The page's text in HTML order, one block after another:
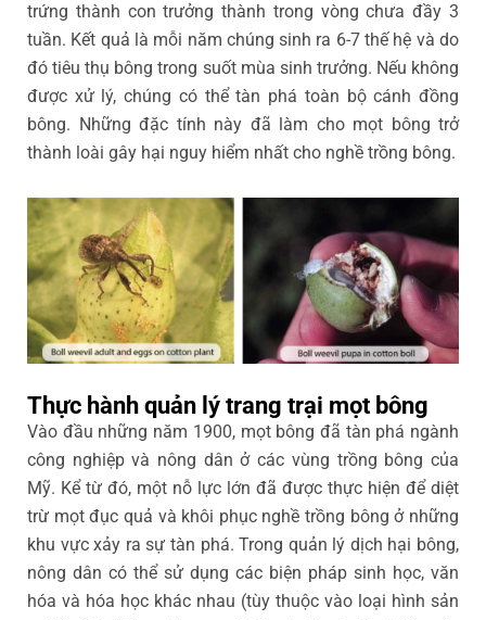
trứng thành con trưởng thành trong vòng chưa đầy 3
tuần. Kết quả là mỗi năm chúng sinh ra 6-7 thế hệ và do
đó tiêu thụ bông trong suốt mùa sinh trưởng. Nếu không
được xử lý, chúng có thể tàn phá toàn bộ cánh đồng
bông. Những đặc tính này đã làm cho mọt bông trở
thành loài gây hại nguy hiểm nhất cho nghề trồng bông.
Thực hành quản lý trang trại mọt bông
Vào đầu những năm 1900, mọt bông đã tàn phá ngành
công nghiệp và nông dân ở các vùng trồng bông của
Mỹ. Kể từ đó, một nỗ lực lớn đã được thực hiện để diệt
trừ mọt đục quả và khôi phục nghề trồng bông ở những
khu vực xảy ra sự tàn phá. Trong quản lý dịch hại bông,
nông dân có thể sử dụng các biện pháp sinh học, văn
hóa và hóa học khác nhau (tùy thuộc vào loại hình sản